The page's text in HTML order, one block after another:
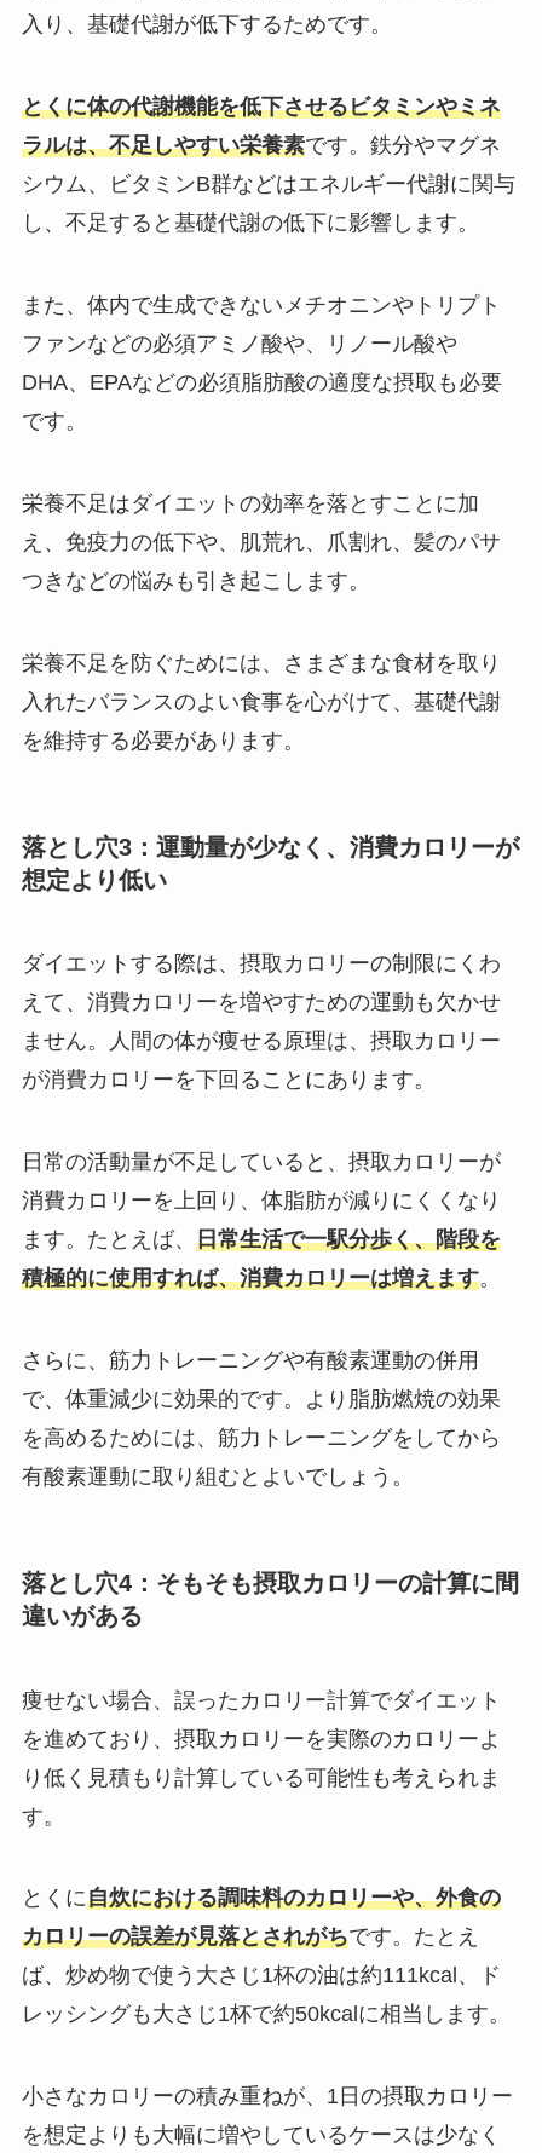
入り、基礎代謝が低下するためです。
とくに体の代謝機能を低下させるビタミンやミネ
ラルは、不足しやすい栄養素です。鉄分やマグネ
シウム、ビタミンB群などはエネルギー代謝に関与
し、不足すると基礎代謝の低下に影響します。
また、体内で生成できないメチオニンやトリプト
ファンなどの必須アミノ酸や、リノール酸や
DHA、EPAなどの必須脂肪酸の適度な摂取も必要
です。
栄養不足はダイエットの効率を落とすことに加
え、免疫力の低下や、肌荒れ、爪割れ、髪のパサ
つきなどの悩みも引き起こします。
栄養不足を防ぐためには、さまざまな食材を取り
入れたバランスのよい食事を心がけて、基礎代謝
を維持する必要があります。
落とし穴3：運動量が少なく、消費カロリーが
想定より低い
ダイエットする際は、摂取カロリーの制限にくわ
えて、消費カロリーを増やすための運動も欠かせ
ません。人間の体が痩せる原理は、摂取カロリー
が消費カロリーを下回ることにあります。
日常の活動量が不足していると、摂取カロリーが
消費カロリーを上回り、体脂肪が減りにくくなり
ます。たとえば、 日常生活で一駅分歩く、階段を
積極的に使用すれば、消費カロリーは増えます。
さらに、筋力トレーニングや有酸素運動の併用
で、体重減少に効果的です。より脂肪燃焼の効果
を高めるためには、筋力トレーニングをしてから
有酸素運動に取り組むとよいでしょう。
落とし穴4：そもそも摂取カロリーの計算に間
違いがある
痩せない場合、誤ったカロリー計算でダイエット
を進めており、摂取カロリーを実際のカロリーよ
り低く見積もり計算している可能性も考えられま
す。
とくに自炊における調味料のカロリーや、外食の
カロリーの誤差が見落とされがちです。たとえ
ば、炒め物で使う大さじ1杯の油は約111kcal、ド
レッシングも大さじ1杯で約50kcalに相当します。
小さなカロリーの積み重ねが、1日の摂取カロリー
を想定よりも大幅に増やしているケースは少なく